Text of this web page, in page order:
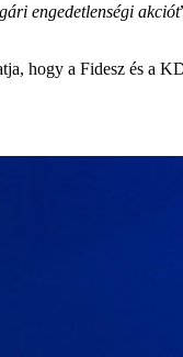
engedetlenségi akciót
hogy a Fidesz és a